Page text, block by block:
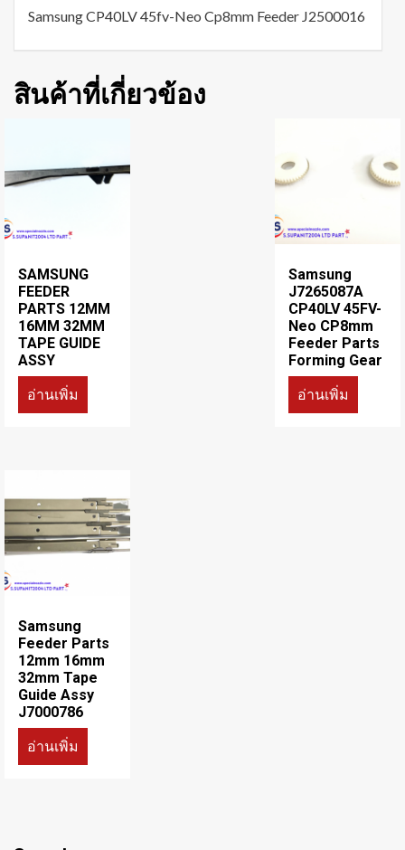
Samsung CP40LV 45fv-Neo Cp8mm Feeder J2500016
สินค้าที่เกี่ยวข้อง
SAMSUNG
FEEDER
PARTS 12MM
16MM 32MM
TAPE GUIDE
ASSY
อ่านเพิ่ม
Samsung
J7265087A
CP40LV 45FV-
Neo CP8mm
Feeder Parts
Forming Gear
อ่านเพิ่ม
Samsung
Feeder Parts
12mm 16mm
32mm Tape
Guide Assy
J7000786
อ่านเพิ่ม